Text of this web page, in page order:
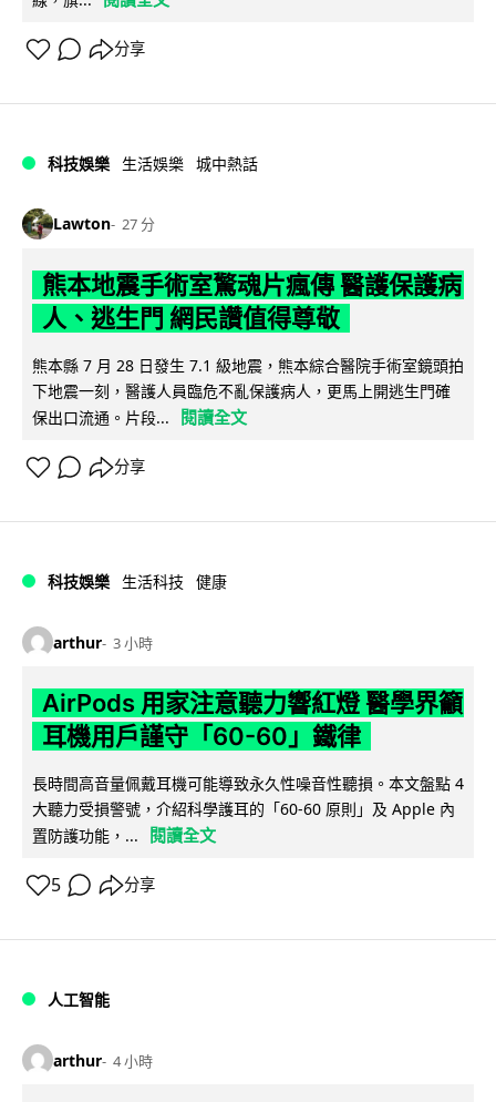
分享
科技娛樂 生活娛樂 城中熱話
Lawton 27 分
熊本地震手術室驚魂片瘋傳 醫護保護病
人、逃生門 網民讚值得尊敬
熊本縣 7 月 28 日發生 7.1 級地震，熊本綜合醫院手術室鏡頭拍
下地震一刻，醫護人員臨危不亂保護病人，更馬上開逃生門確
保出口流通。片段...
閱讀全文
分享
科技娛樂 生活科技 健康
arthur 3 小時
AirPods 用家注意聽力響紅燈 醫學界籲
耳機用戶謹守「60-60」鐵律
長時間高音量佩戴耳機可能導致永久性噪音性聽損。本文盤點 4
大聽力受損警號，介紹科學護耳的「60-60 原則」及 Apple 內
置防護功能，...
閱讀全文
5 分享
人工智能
arthur 4 小時